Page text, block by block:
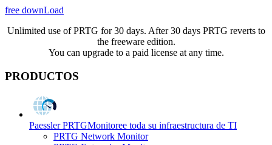
free downLoad
Unlimited use of PRTG for 30 days. After 30 days PRTG reverts to
the freeware edition.
You can upgrade to a paid license at any time.
PRODUCTOS
Paessler PRTGMonitoree toda su infraestructura de TI
PRTG Network Monitor